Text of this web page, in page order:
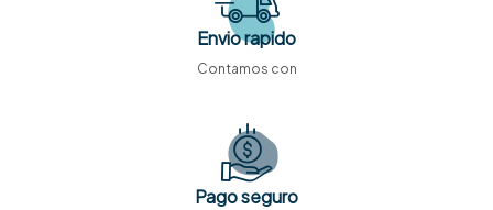
Envio rapido
Contamos con
Pago seguro